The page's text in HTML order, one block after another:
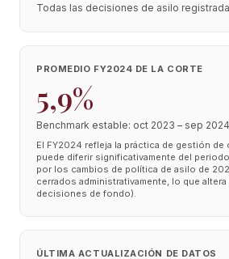
Todas las decisiones de asilo
PROMEDIO FY2024 DE LA CORTE
5,9%
Benchmark estable: oct 2023 – sep 2024
El FY2024 refleja la práctica de gestión de
puede diferir significativamente del
por los cambios de política de asilo de
cerrados administrativamente, lo que altera
decisiones de fondo).
ÚLTIMA ACTUALIZACIÓN DE DATOS